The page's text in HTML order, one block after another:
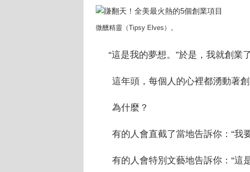
微醺精靈（Tipsy Elves）。
“這是我的夢想。”於是，我就創業
這年頭，每個人的心裡都湧動著創
為什麼？
有的人會直截了當地告訴你：“我
有的人會特別文藝地告訴你：“這